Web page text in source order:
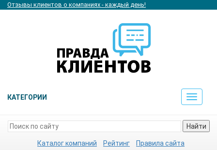
Отзывы клиентов о компаниях - каждый день!
КАТЕГОРИИ
Toggle
Найти
Каталог компаний Рейтинг Правила сайта